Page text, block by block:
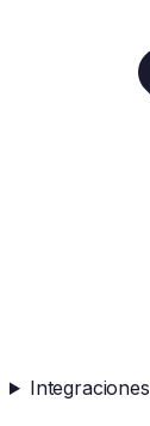
Integraciones